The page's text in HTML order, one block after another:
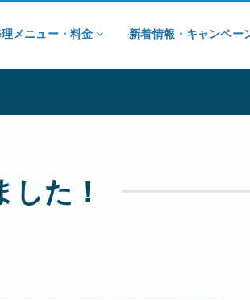
メニュー・料金 新着情報・キャンペー
た！